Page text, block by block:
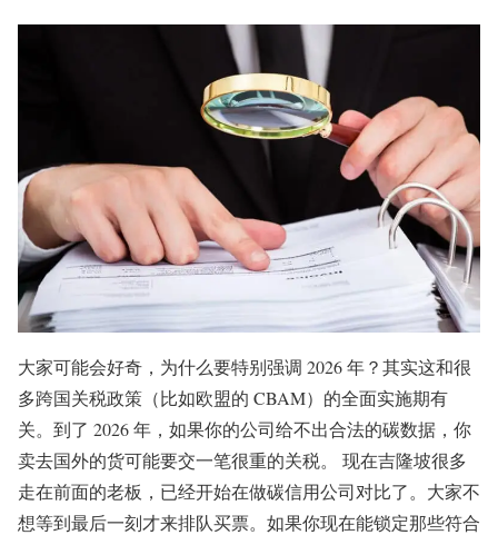
大家可能会好奇，为什么要特别强调 2026 年？其实这和很
多跨国关税政策（比如欧盟的 CBAM）的全面实施期有
关。到了 2026 年，如果你的公司给不出合法的碳数据，你
卖去国外的货可能要交一笔很重的关税。 现在吉隆坡很多
走在前面的老板，已经开始在做碳信用公司对比了。大家不
想等到最后一刻才来排队买票。如果你现在能锁定那些符合